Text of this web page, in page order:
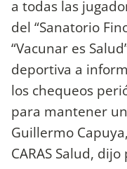
a todas las
del “Sanatorio
“Vacunar es
deportiva a
los chequeos
para mantener
Guillermo
CARAS Salud,